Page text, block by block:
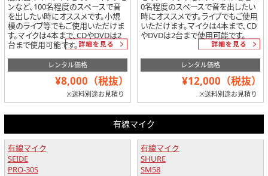
ンなど、100名程度のスペースで音
を出したい時にオススメです。小規
模のライブ等でもご使用いただけま
す。マイクは4本まで、CDやDVDは2
台まで使用可能です。
レンタル価格
¥8,000（税抜）
※送料別途お見積り
0名程度のスペースで音を出したい
時にオススメです。ライブでもご使用
いただけます。マイクは4本まで、CD
やDVDは2台まで使用可能です。
レンタル価格
¥12,000（税抜）
※送料別途お見積り
有線マイク
有線マイク
SEIDE
PRO-30S
有線マイク
SHURE
SM58